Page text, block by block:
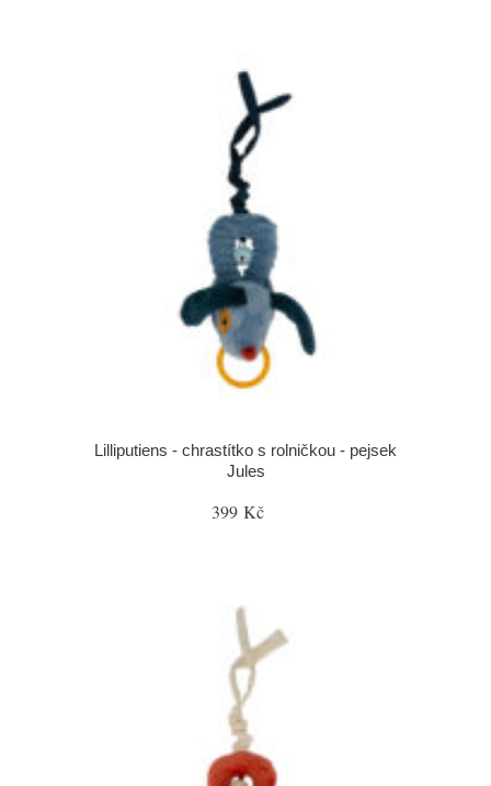
Lilliputiens - chrastítko s rolničkou - pejsek
Jules
399 Kč